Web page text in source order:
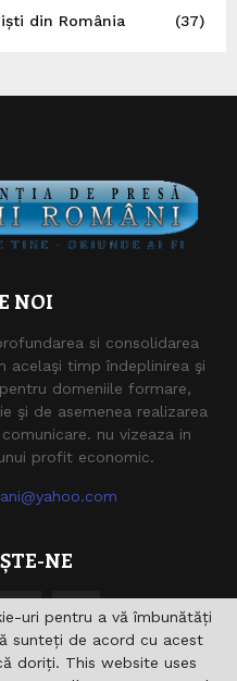
din România
(37)
NOI
si consolidarea
acelaşi timp îndeplinirea şi
domeniile formare,
şi de asemenea realizarea
nu vizeaza in
profit economic.
NE
uri pentru a vă îmbunătăți
sunteți de acord cu acest
doriți. This website uses